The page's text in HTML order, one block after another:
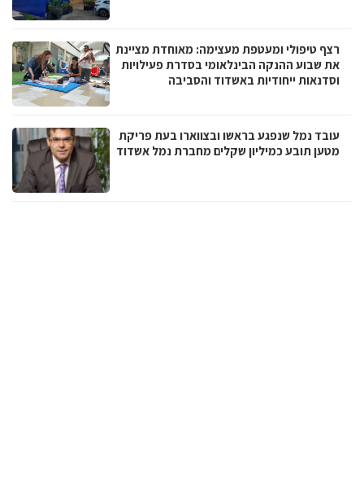
רצף טיפולי ומעטפת מעצימה: מאוחדת מציינת
את שבוע ההנקה הבינלאומי בסדרת פעילויות
וסדנאות ייחודיות באשדוד והסביבה
עובד נמל שנפגע בראשו ובצווארו בעת פריקת
מטען תובע כמיליון שקלים מחברת נמל אשדוד